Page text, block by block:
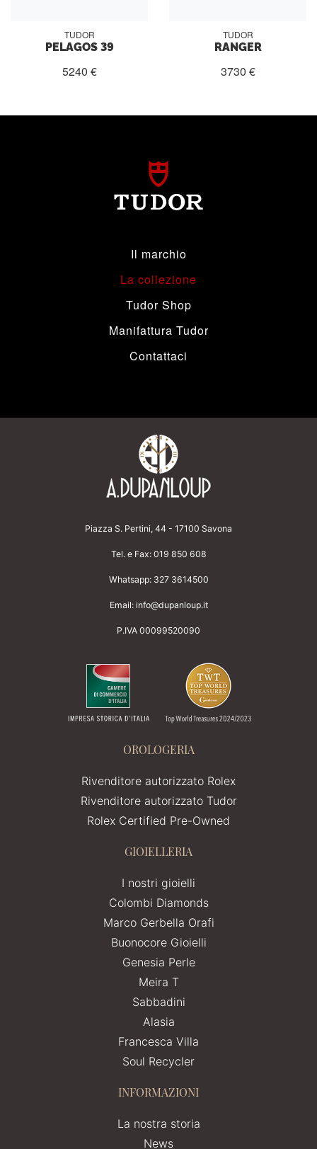
TUDOR
PELAGOS 39
5240 €
TUDOR
RANGER
3730 €
Il marchio
La collezione
Tudor Shop
Manifattura Tudor
Contattaci
Piazza S. Pertini, 44 - 17100 Savona
Tel. e Fax: 019 850 608
Whatsapp: 327 3614500
Email: info@dupanloup.it
P.IVA 00099520090
OROLOGERIA
Rivenditore autorizzato Rolex
Rivenditore autorizzato Tudor
Rolex Certified Pre-Owned
GIOIELLERIA
I nostri gioielli
Colombi Diamonds
Marco Gerbella Orafi
Buonocore Gioielli
Genesia Perle
Meira T
Sabbadini
Alasia
Francesca Villa
Soul Recycler
INFORMAZIONI
La nostra storia
News